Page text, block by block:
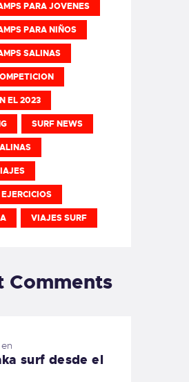
PARA JOVENES
PARA NIÑOS
SALINAS
EL 2023
SURF NEWS
VIAJES SURF
Comments
en
surf desde el